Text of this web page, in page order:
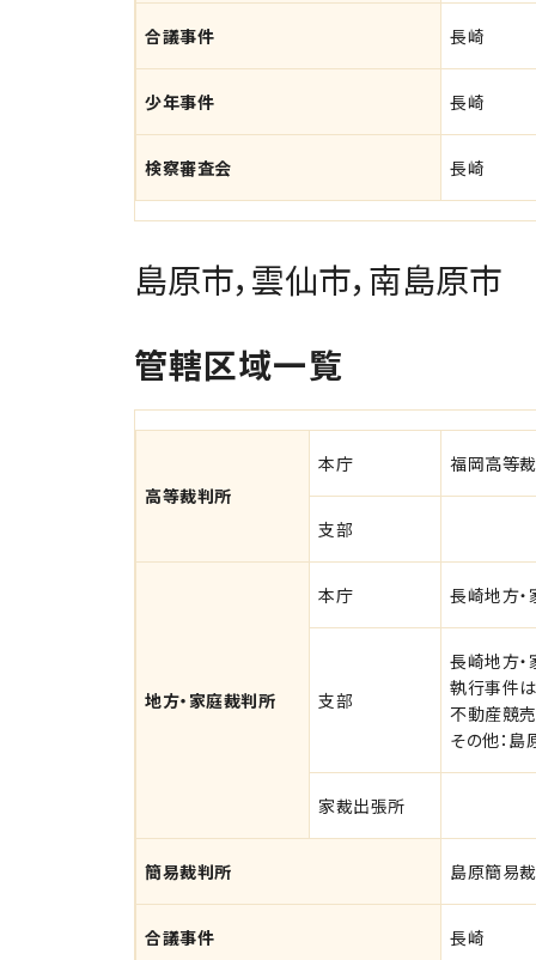
合議事件 長崎
少年事件 長崎
検察審査会 長崎
島原市，雲仙市，南島原市
管轄区域一覧
高等裁判所
本庁 福岡高等
支部
地方・家庭裁判所
本庁 長崎地方
支部
長崎地方
執行事件
不動産競
その他：島
家裁出張所
簡易裁判所 島原簡易
合議事件 長崎